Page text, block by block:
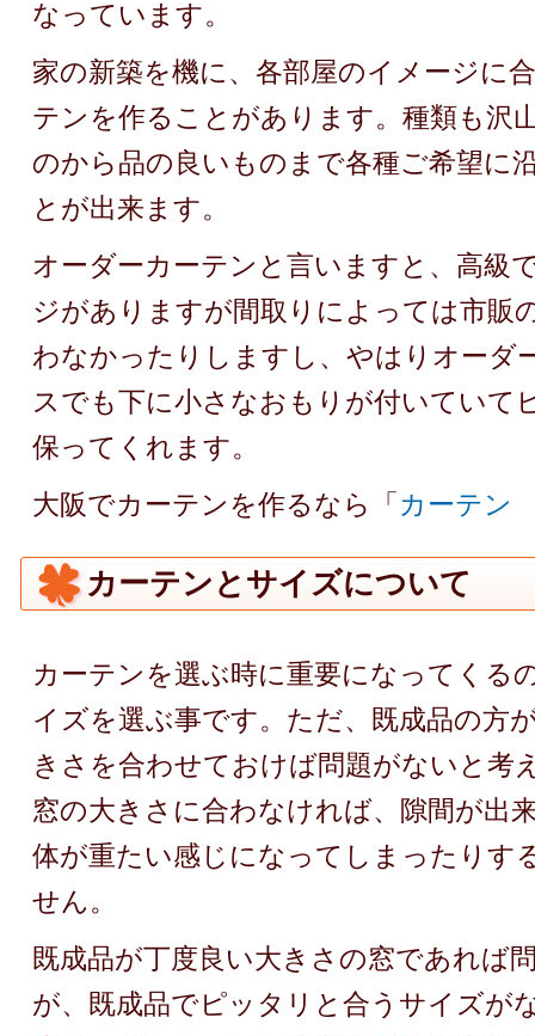
なっています。
家の新築を機に、各部屋のイメージに
テンを作ることがあります。種類も沢
のから品の良いものまで各種ご希望に
とが出来ます。
オーダーカーテンと言いますと、高級
ジがありますが間取りによっては市販
わなかったりしますし、やはりオーダ
スでも下に小さなおもりが付いていて
保ってくれます。
大阪でカーテンを作るなら「カーテン
カーテンとサイズについて
カーテンを選ぶ時に重要になってくる
イズを選ぶ事です。ただ、既成品の方
きさを合わせておけば問題がないと考
窓の大きさに合わなければ、隙間が出
体が重たい感じになってしまったりす
せん。
既成品が丁度良い大きさの窓であれば
が、既成品でピッタリと合うサイズが